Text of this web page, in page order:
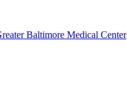
Baltimore Medical Center